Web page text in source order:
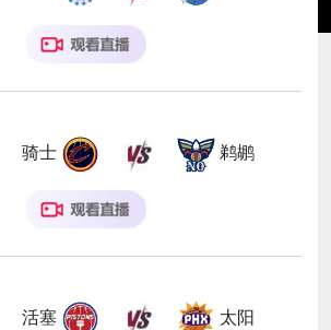
骑士 鹈鹕
活塞 太阳